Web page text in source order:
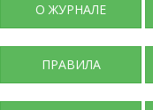
О ЖУРНАЛЕ
ПРАВИЛА